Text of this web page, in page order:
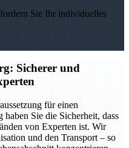
Sie Ihr individuelles
Sicherer und
für einen
Sie die Sicherheit, dass
von Experten ist. Wir
und den Transport – so